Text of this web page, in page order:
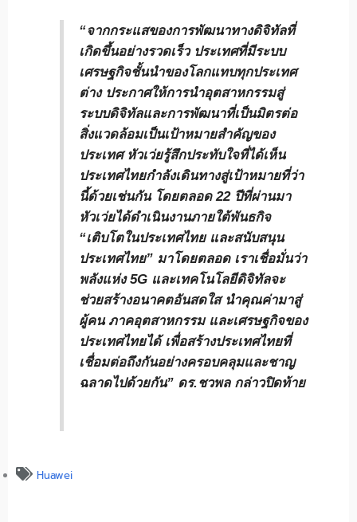
“จากกระแสของการพัฒนาทางดิจิทัลที่
เกิดขึ้นอย่างรวดเร็ว ประเทศที่มีระบบ
เศรษฐกิจชั้นนำของโลกแทบทุกประเทศ
ต่าง ประกาศให้การนำอุตสาหกรรมสู่
ระบบดิจิทัลและการพัฒนาที่เป็นมิตรต่อ
สิ่งแวดล้อมเป็นเป้าหมายสำคัญของ
ประเทศ หัวเว่ยรู้สึกประทับใจที่ได้เห็น
ประเทศไทยกำลังเดินทางสู่เป้าหมายที่ว่า
นี้ด้วยเช่นกัน โดยตลอด 22 ปีที่ผ่านมา
หัวเว่ยได้ดำเนินงานภายใต้พันธกิจ
“เติบโตในประเทศไทย และสนับสนุน
ประเทศไทย” มาโดยตลอด เราเชื่อมั่นว่า
พลังแห่ง 5G และเทคโนโลยีดิจิทัลจะ
ช่วยสร้างอนาคตอันสดใส นำคุณค่ามาสู่
ผู้คน ภาคอุตสาหกรรม และเศรษฐกิจของ
ประเทศไทยได้ เพื่อสร้างประเทศไทยที่
เชื่อมต่อถึงกันอย่างครอบคลุมและชาญ
ฉลาดไปด้วยกัน” ดร.ชวพล กล่าวปิดท้าย
Huawei